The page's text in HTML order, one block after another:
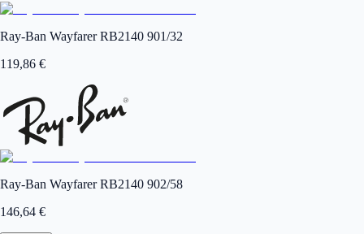
Ray-Ban Wayfarer RB2140 901/32
119,86 €
Ray-Ban Wayfarer RB2140 902/58
146,64 €